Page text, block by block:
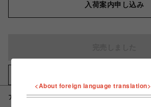
入荷案内申し込み
アイテム説明 / 素材
<About foreign language translation>